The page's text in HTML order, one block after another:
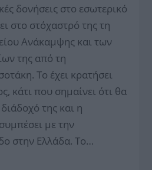
δονήσεις στο εσωτερικό
στο στόχαστρό της τη
Ανάκαμψης και των
της από τη
Το έχει κρατήσει
κάτι που σημαίνει ότι θα
της και η
με την
στην Ελλάδα. To…